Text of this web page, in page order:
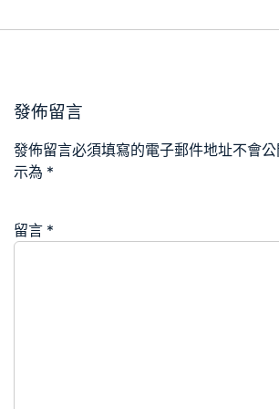
發佈留言
發佈留言必須填寫的電子郵件地址不會公
示為 *
留言 *